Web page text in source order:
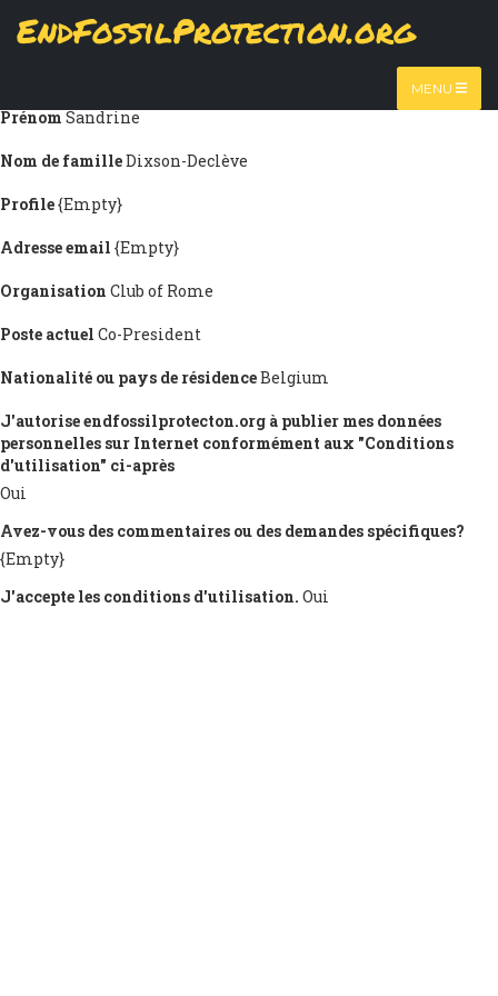
EndFossilProtection.org
MENU
MAIN
Submission information
PrénomSandrine
Nom de familleDixson-Declève
Profile{Empty}
Adresse email {Empty}
Organisation Club of Rome
Poste actuel Co-President
Nationalité ou pays de résidenceBelgium
J'autorise endfossilprotecton.org à publier mes données
personnelles sur Internet conformément aux "Conditions
d'utilisation" ci-après
Oui
Avez-vous des commentaires ou des demandes spécifiques?
{Empty}
J'accepte les conditions d'utilisation. Oui